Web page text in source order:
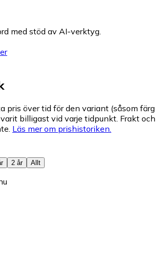
med stöd av AI-verktyg.
pris över tid för den variant (såsom färg
billigast vid varje tidpunkt. Frakt och
Läs mer om prishistoriken.
2 år Allt